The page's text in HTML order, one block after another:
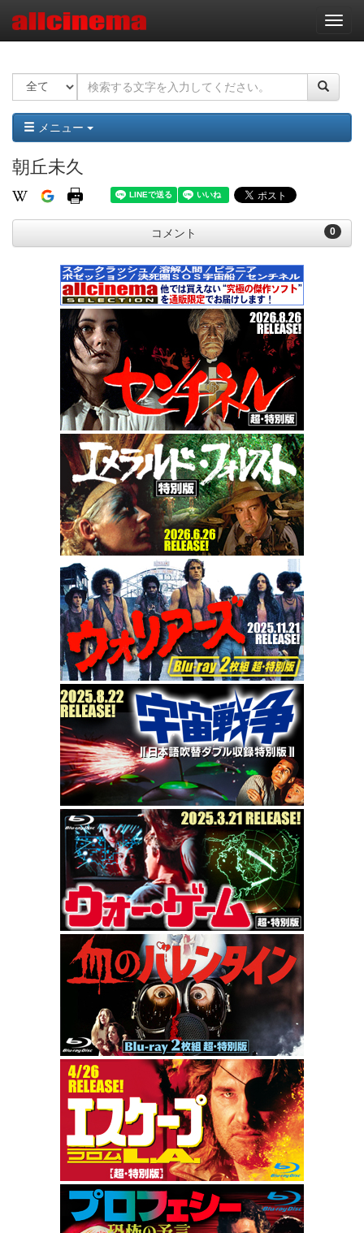
ナ
ビ
ー
ョ
ン
メニュー
朝丘未久
0
コメント